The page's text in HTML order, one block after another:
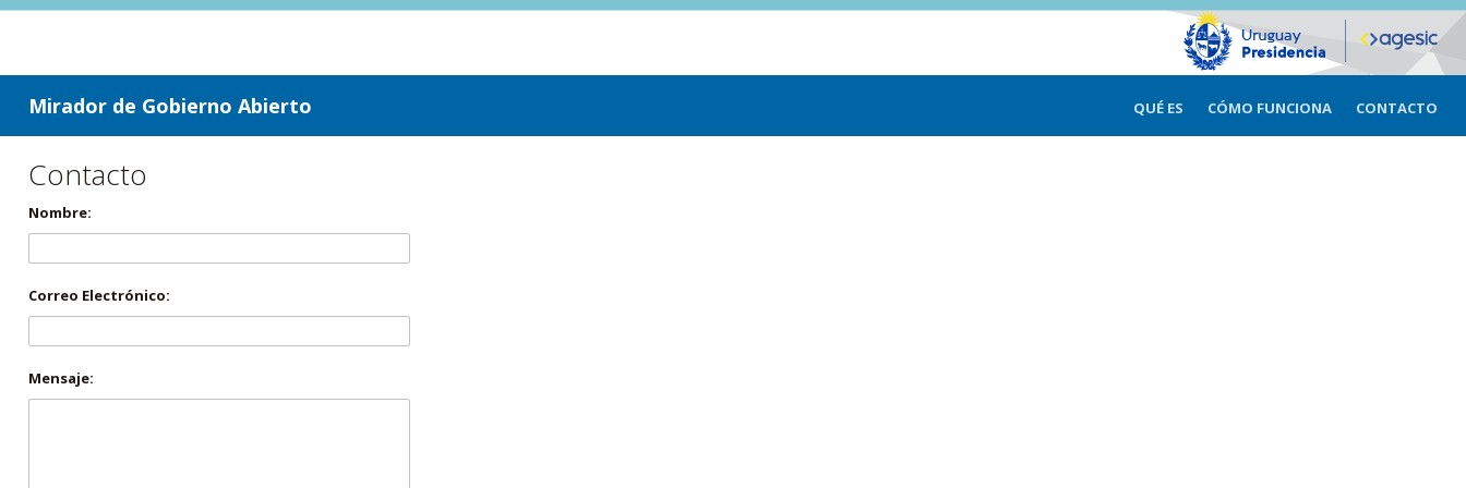
ir a contenido
ir al menú
Mirador de Gobierno Abierto QUÉ ES CÓMO FUNCIONA CONTACTO
Contacto
Nombre:
Correo Electrónico:
Mensaje: